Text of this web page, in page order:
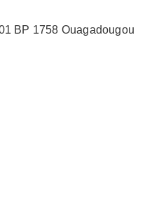
BP 1758 Ouagadougou